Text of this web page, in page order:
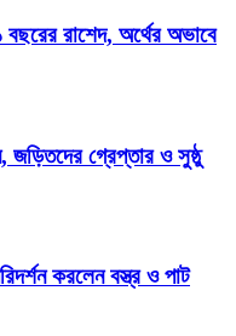
রাশেদ, অর্থের অভাবে
জড়িতদের গ্রেপ্তার ও সুষ্ঠু
করলেন বস্ত্র ও পাট